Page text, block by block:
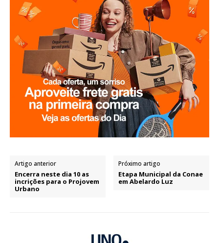
Artigo anterior
Encerra neste dia 10 as
incrições para o Projovem
Urbano
Próximo artigo
Etapa Municipal da Conae
em Abelardo Luz